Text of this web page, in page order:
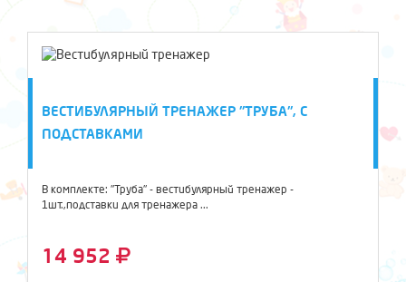
ВЕСТИБУЛЯРНЫЙ ТРЕНАЖЕР "ТРУБА", С
ПОДСТАВКАМИ
В комплекте: "Труба" - вестибулярный тренажер -
1шт.,подставки для тренажера ...
14 952